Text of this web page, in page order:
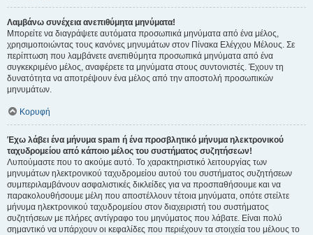
Λαμβάνω συνέχεια ανεπιθύμητα μηνύματα!
Μπορείτε να διαγράψετε αυτόματα προσωπικά μηνύματα από ένα μέλος,
χρησιμοποιώντας τους κανόνες μηνυμάτων στον Πίνακα Ελέγχου Μέλους. Σε
περίπτωση που λαμβάνετε ανεπιθύμητα προσωπικά μηνύματα από ένα
συγκεκριμένο μέλος, αναφέρετε τα μηνύματα στους συντονιστές. Έχουν τη
δυνατότητα να αποτρέψουν ένα μέλος από την αποστολή προσωπικών
μηνυμάτων.
Κορυφή
Έχω λάβει ένα μήνυμα spam ή ένα προσβλητικό μήνυμα ηλεκτρονικού
ταχυδρομείου από κάποιο μέλος του συστήματος συζητήσεων!
Λυπούμαστε που το ακούμε αυτό. Το χαρακτηριστικό λειτουργίας των
μηνυμάτων ηλεκτρονικού ταχυδρομείου αυτού του συστήματος συζητήσεων
συμπεριλαμβάνουν ασφαλιστικές δικλείδες για να προσπαθήσουμε και να
παρακολουθήσουμε μέλη που αποστέλλουν τέτοια μηνύματα, οπότε στείλτε
μήνυμα ηλεκτρονικού ταχυδρομείου στον διαχειριστή του συστήματος
συζητήσεων με πλήρες αντίγραφο του μηνύματος που λάβατε. Είναι πολύ
σημαντικό να υπάρχουν οι κεφαλίδες που περιέχουν τα στοιχεία του μέλους το